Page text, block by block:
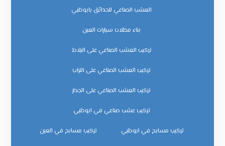
العشب الصناعي للحدائق بابوظبي
بناء مظلات سيارات العين
تركيب العشب الصناعي على البلاط
تركيب العشب الصناعي على التراب
تركيب العشب الصناعي على الجدار
تركيب عشب صناعي في ابوظبي
تركيب مسابح في ابوظبي تركيب مسابح في العين